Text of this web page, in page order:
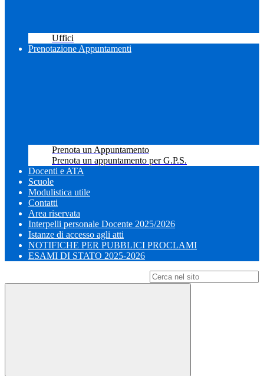
Uffici
Prenotazione Appuntamenti
Prenota un Appuntamento
Prenota un appuntamento per G.P.S.
Docenti e ATA
Scuole
Modulistica utile
Contatti
Area riservata
Interpelli personale Docente 2025/2026
Istanze di accesso agli atti
NOTIFICHE PER PUBBLICI PROCLAMI
ESAMI DI STATO 2025-2026